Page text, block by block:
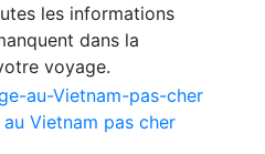
les informations
dans la
voyage.
Vietnam pas cher